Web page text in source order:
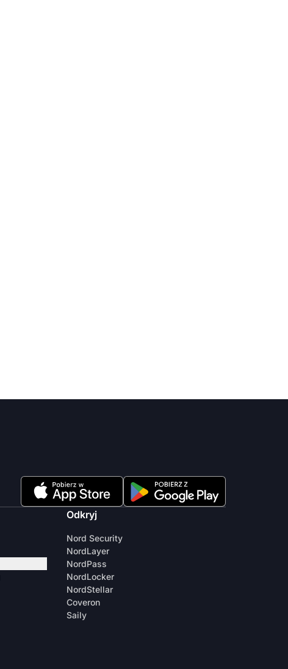
Odkryj
Nord Security
NordLayer
NordPass
NordLocker
NordStellar
Coveron
Saily